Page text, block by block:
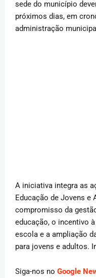
sede do município
próximos dias, em
administração
A iniciativa integra as
Educação de Jovens e
compromisso da
educação, o incentivo
escola e a ampliação
para jovens e adultos.
Siga-nos no Google